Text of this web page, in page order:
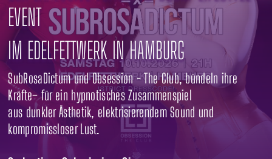
EVENT
IM EDELFETTWERK IN HAMBURG
SubRosaDictum und Obsession - The Club, bündeln ihre
Kräfte– für ein hypnotisches Zusammenspiel
aus dunkler Ästhetik, elektrisierendem Sound und
kompromissloser Lust.